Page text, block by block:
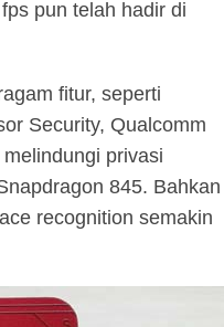
pun telah hadir di
fitur, seperti
Security, Qualcomm
privasi
845. Bahkan
recognition semakin